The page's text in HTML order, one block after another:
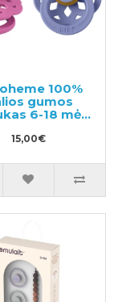
100%
gumos
6-18 mėn.
15,00€